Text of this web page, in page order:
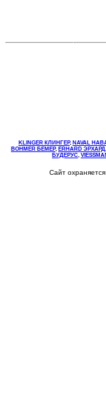
KLINGER КЛИНГЕР, NAVAL
BOHMER БЕМЕР, ERHARD ЭРХАРД,
БУДЕРУС,
Сайт